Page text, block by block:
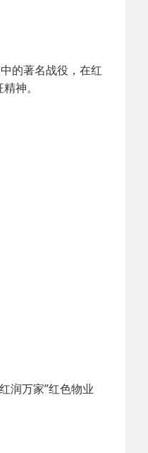
的著名战役，在红
神。
润万家”红色物业